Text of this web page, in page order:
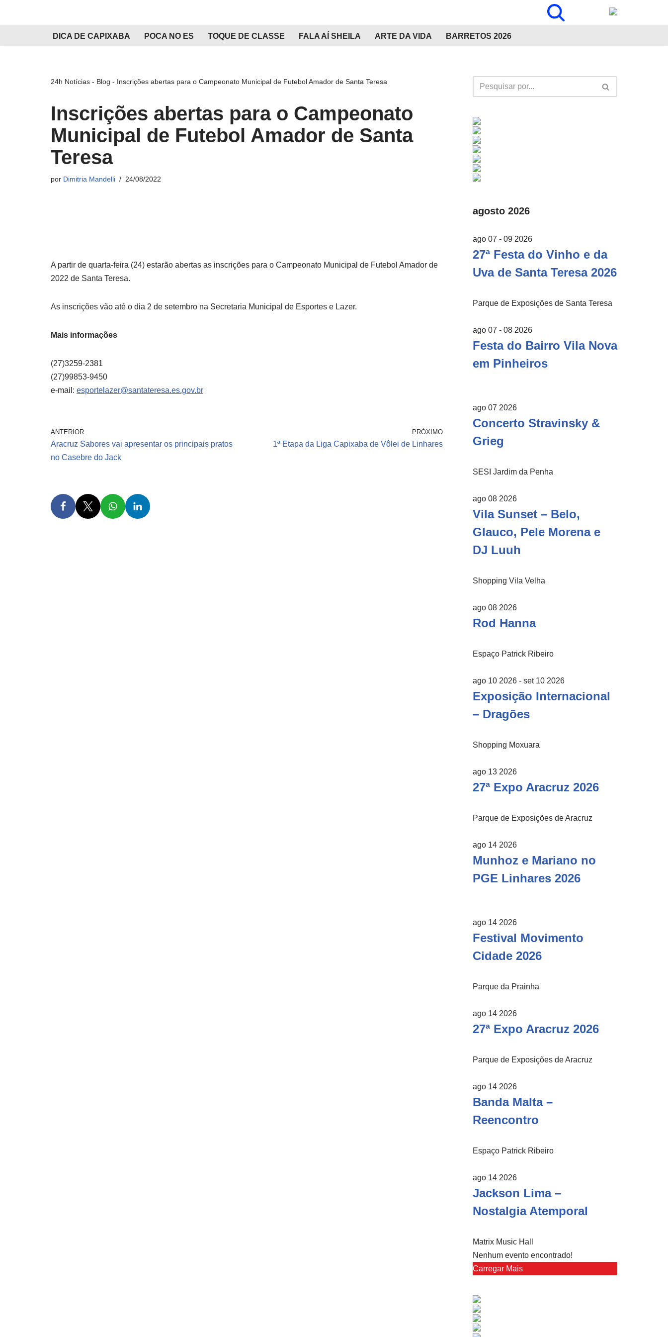
DICA DE CAPIXABA POCA NO ES TOQUE DE CLASSE FALA AÍ SHEILA ARTE DA VIDA BARRETOS 2026
24h Notícias - Blog - Inscrições abertas para o Campeonato Municipal de Futebol Amador de Santa Teresa
Inscrições abertas para o Campeonato
Municipal de Futebol Amador de Santa
Teresa
por Dimitria Mandelli 24/08/2022
A partir de quarta-feira (24) estarão abertas as inscrições para o Campeonato Municipal de Futebol Amador de
2022 de Santa Teresa.
As inscrições vão até o dia 2 de setembro na Secretaria Municipal de Esportes e Lazer.
Mais informações
(27)3259-2381
(27)99853-9450
e-mail: esportelazer@santateresa.es.gov.br
ANTERIOR
Aracruz Sabores vai apresentar os principais pratos
no Casebre do Jack
PRÓXIMO
1ª Etapa da Liga Capixaba de Vôlei de Linhares
agosto 2026
ago 07 - 09 2026
27ª Festa do Vinho e da
Uva de Santa Teresa 2026
Parque de Exposições de Santa Teresa
ago 07 - 08 2026
Festa do Bairro Vila Nova
em Pinheiros
ago 07 2026
Concerto Stravinsky &
Grieg
SESI Jardim da Penha
ago 08 2026
Vila Sunset – Belo,
Glauco, Pele Morena e
DJ Luuh
Shopping Vila Velha
ago 08 2026
Rod Hanna
Espaço Patrick Ribeiro
ago 10 2026 - set 10 2026
Exposição Internacional
– Dragões
Shopping Moxuara
ago 13 2026
27ª Expo Aracruz 2026
Parque de Exposições de Aracruz
ago 14 2026
Munhoz e Mariano no
PGE Linhares 2026
ago 14 2026
Festival Movimento
Cidade 2026
Parque da Prainha
ago 14 2026
27ª Expo Aracruz 2026
Parque de Exposições de Aracruz
ago 14 2026
Banda Malta –
Reencontro
Espaço Patrick Ribeiro
ago 14 2026
Jackson Lima –
Nostalgia Atemporal
Matrix Music Hall
Nenhum evento encontrado!
Carregar Mais